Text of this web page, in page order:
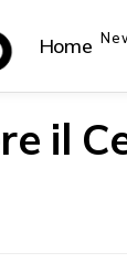
Home
il